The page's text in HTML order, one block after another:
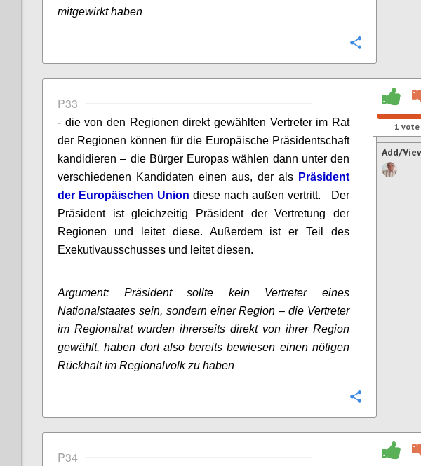
mitgewirkt haben
P33
- die von den Regionen direkt gewählten Vertreter im Rat
der Regionen können für die Europäische Präsidentschaft
kandidieren – die Bürger Europas wählen dann unter den
verschiedenen Kandidaten einen aus, der als Präsident
der Europäischen Union diese nach außen vertritt. Der
Präsident ist gleichzeitig Präsident der Vertretung der
Regionen und leitet diese. Außerdem ist er Teil des
Exekutivausschusses und leitet diesen.
Argument: Präsident sollte kein Vertreter eines
Nationalstaates sein, sondern einer Region – die Vertreter
im Regionalrat wurden ihrerseits direkt von ihrer Region
gewählt, haben dort also bereits bewiesen einen nötigen
Rückhalt im Regionalvolk zu haben
1 vote
Add/
P34